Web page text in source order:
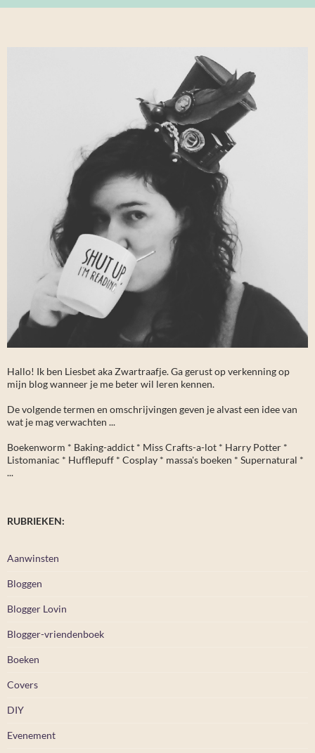
Hallo! Ik ben Liesbet aka Zwartraafje. Ga gerust op verkenning op
mijn blog wanneer je me beter wil leren kennen.
De volgende termen en omschrijvingen geven je alvast een idee van
wat je mag verwachten ...
Boekenworm * Baking-addict * Miss Crafts-a-lot * Harry Potter *
Listomaniac * Hufflepuff * Cosplay * massa's boeken * Supernatural *
...
RUBRIEKEN:
Aanwinsten
Bloggen
Blogger Lovin
Blogger-vriendenboek
Boeken
Covers
DIY
Evenement